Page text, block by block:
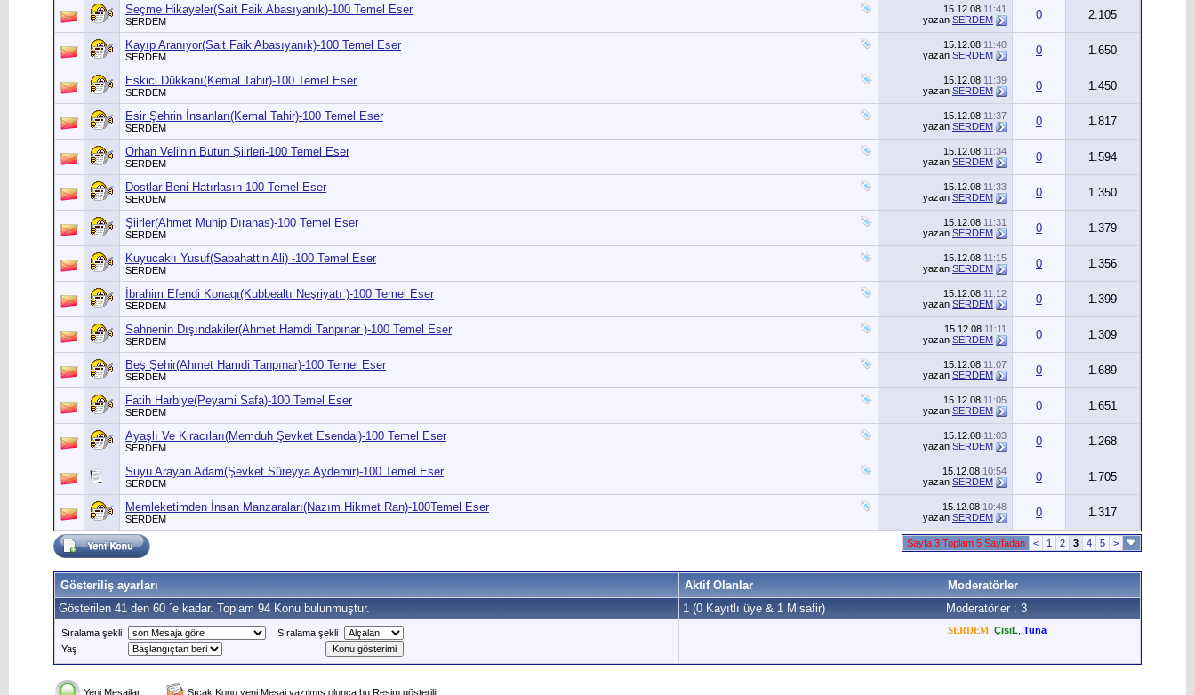
Seçme Hikayeler(Sait Faik Abasıyanık)-100 Temel Eser
SERDEM
15.12.08 11:41
yazan SERDEM 0 2.105
Kayıp Aranıyor(Sait Faik Abasıyanık)-100 Temel Eser
SERDEM
15.12.08 11:40
yazan SERDEM 0 1.650
Eskici Dükkanı(Kemal Tahir)-100 Temel Eser
SERDEM
15.12.08 11:39
yazan SERDEM 0 1.450
Esir Şehrin İnsanları(Kemal Tahir)-100 Temel Eser
SERDEM
15.12.08 11:37
yazan SERDEM 0 1.817
Orhan Veli'nin Bütün Şiirleri-100 Temel Eser
SERDEM
15.12.08 11:34
yazan SERDEM 0 1.594
Dostlar Beni Hatırlasın-100 Temel Eser
SERDEM
15.12.08 11:33
yazan SERDEM 0 1.350
Şiirler(Ahmet Muhip Dıranas)-100 Temel Eser
SERDEM
15.12.08 11:31
yazan SERDEM 0 1.379
Kuyucaklı Yusuf(Sabahattin Ali) -100 Temel Eser
SERDEM
15.12.08 11:15
yazan SERDEM 0 1.356
İbrahim Efendi Konagı(Kubbealtı Neşriyatı )-100 Temel Eser
SERDEM
15.12.08 11:12
yazan SERDEM 0 1.399
Sahnenin Dışındakiler(Ahmet Hamdi Tanpınar )-100 Temel Eser
SERDEM
15.12.08 11:11
yazan SERDEM 0 1.309
Beş Şehir(Ahmet Hamdi Tanpınar)-100 Temel Eser
SERDEM
15.12.08 11:07
yazan SERDEM 0 1.689
Fatih Harbiye(Peyami Safa)-100 Temel Eser
SERDEM
15.12.08 11:05
yazan SERDEM 0 1.651
Ayaşlı Ve Kiracıları(Memduh Şevket Esendal)-100 Temel Eser
SERDEM
15.12.08 11:03
yazan SERDEM 0 1.268
Suyu Arayan Adam(Şevket Süreyya Aydemir)-100 Temel Eser
SERDEM
15.12.08 10:54
yazan SERDEM 0 1.705
Memleketimden İnsan Manzaraları(Nazım Hikmet Ran)-100Temel Eser
SERDEM
15.12.08 10:48
yazan SERDEM 0 1.317
Sayfa 3 Toplam 5 Sayfadan < 1 2 3 4 5 >
Gösteriliş ayarları Aktif Olanlar
Moderatörler
Gösterilen 41 den 60 ´e kadar. Toplam 94 Konu bulunmuştur.
1 (0 Kayıtlı üye & 1 Misafir) Moderatörler : 3
Sıralama şekli
Sıralama şekli
Yaş
SERDEM ÇisiL Tuna
Yeni Mesajlar Sıcak Konu yeni Mesaj yazılmış olunca bu Resim gösterilir